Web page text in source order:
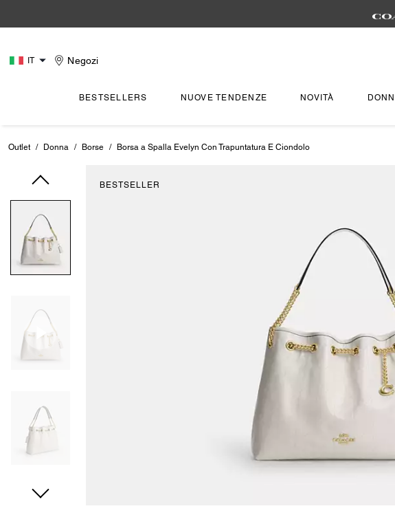
IT Negozi
BESTSELLERS NUOVE TENDENZE NOVITÀ
Outlet / Donna / Borse / Borsa a Spalla Evelyn Con Trapuntatura E Ciondolo
BESTSELLER